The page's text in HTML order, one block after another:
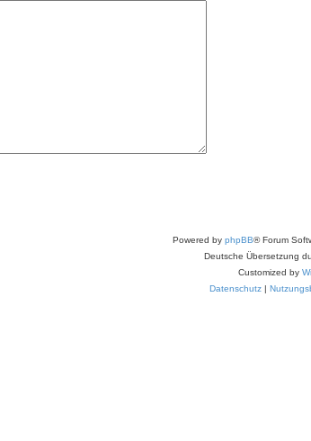
Powered by phpBB® Forum
Deutsche Übersetzung
Customized by
Datenschutz |